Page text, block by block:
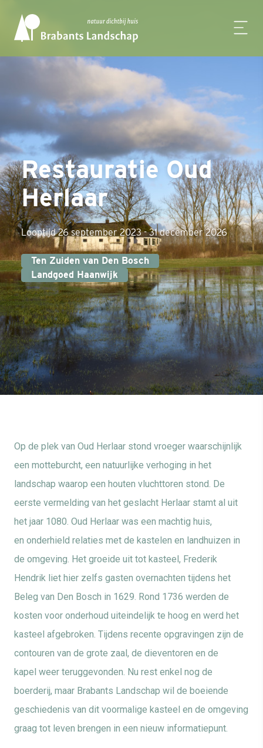
Restauratie Oud
Herlaar
Looptijd 26 september 2023 - 31 december 2026
Ten Zuiden van Den Bosch
Landgoed Haanwijk
Op de plek van Oud Herlaar stond vroeger waarschijnlijk
een motteburcht, een natuurlijke verhoging in het
landschap waarop een houten vluchttoren stond. De
eerste vermelding van het geslacht Herlaar stamt al uit
het jaar 1080. Oud Herlaar was een machtig huis,
en onderhield relaties met de kastelen en landhuizen in
de omgeving. Het groeide uit tot kasteel, Frederik
Hendrik liet hier zelfs gasten overnachten tijdens het
Beleg van Den Bosch in 1629. Rond 1736 werden de
kosten voor onderhoud uiteindelijk te hoog en werd het
kasteel afgebroken. Tijdens recente opgravingen zijn de
contouren van de grote zaal, de dieventoren en de
kapel weer teruggevonden. Nu rest enkel nog de
boerderij, maar Brabants Landschap wil de boeiende
geschiedenis van dit voormalige kasteel en de omgeving
graag tot leven brengen in een nieuw informatiepunt.